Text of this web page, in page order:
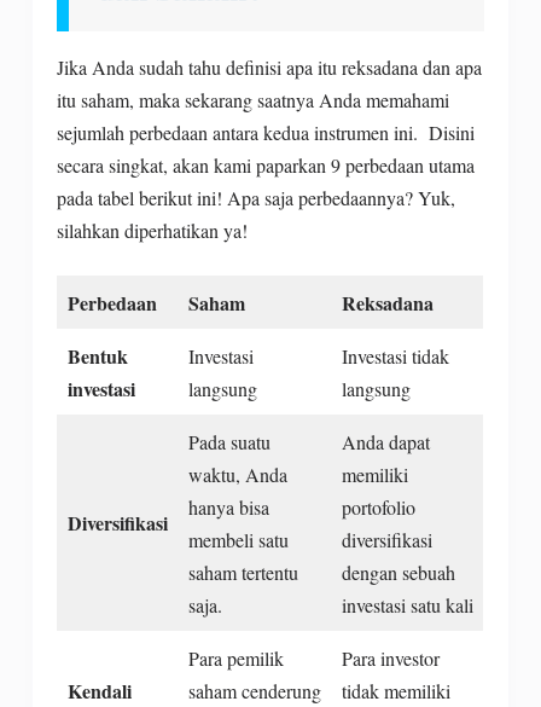
Jika Anda sudah tahu definisi apa itu reksadana dan apa
itu saham, maka sekarang saatnya Anda memahami
sejumlah perbedaan antara kedua instrumen ini. Disini
secara singkat, akan kami paparkan 9 perbedaan utama
pada tabel berikut ini! Apa saja perbedaannya? Yuk,
silahkan diperhatikan ya!
Perbedaan Saham
Reksadana
Bentuk
investasi
Investasi
langsung
Investasi tidak
langsung
Diversifikasi
Pada suatu
waktu, Anda
hanya bisa
membeli satu
saham tertentu
saja.
Anda dapat
memiliki
portofolio
diversifikasi
dengan sebuah
investasi satu kali
Kendali
Para pemilik
saham cenderung
Para investor
tidak memiliki